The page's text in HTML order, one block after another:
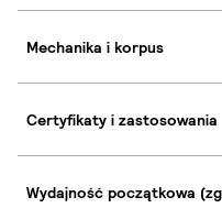
Mechanika i korpus
Certyfikaty i zastosowania
Wydajność początkowa